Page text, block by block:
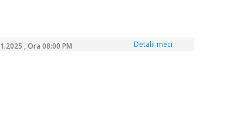
, Ora 08:00 PM Detalii meci